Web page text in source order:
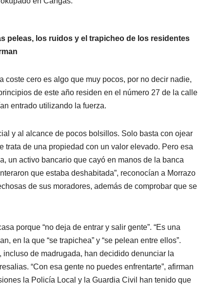
peleas, los ruidos y el trapicheo de los residentes
cero es algo que muy pocos, por no decir nadie,
de este año residen en el número 27 de la calle
entrado utilizando la fuerza.
y al alcance de pocos bolsillos. Solo basta con ojear
trata de una propiedad con un valor elevado. Pero esa
un activo bancario que cayó en manos de la banca
que estaba deshabitada”, reconocían a Morrazo
de sus moradores, además de comprobar que se
porque “no deja de entrar y salir gente”. “Es una
en la que “se trapichea” y “se pelean entre ellos”.
incluso de madrugada, han decidido denunciar la
“Con esa gente no puedes enfrentarte”, afirman
la Policía Local y la Guardia Civil han tenido que